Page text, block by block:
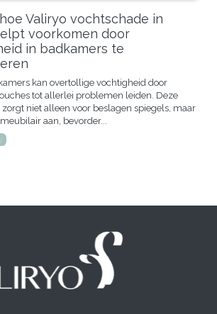
Valiryo vochtschade in
voorkomen door
in badkamers te
kan overtollige vochtigheid door
tot allerlei problemen leiden. Deze
niet alleen voor beslagen spiegels, maar
aan, bevorder...